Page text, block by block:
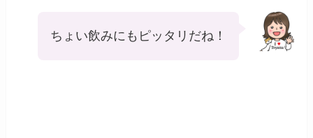
ちょい飲みにもピッタリだね！